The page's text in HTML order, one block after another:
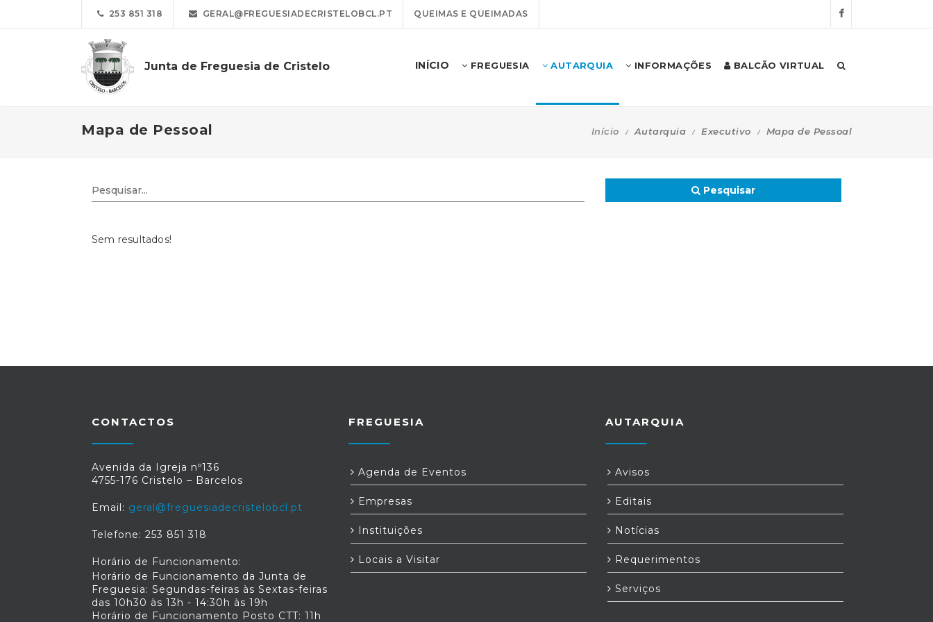
253 851 318 GERAL@FREGUESIADECRISTELOBCL.PT QUEIMAS E QUEIMADAS
Junta de Freguesia de Cristelo INÍCIO FREGUESIA AUTARQUIA INFORMAÇÕES BALCÃO VIRTUAL
Mapa de Pessoal Início Autarquia Executivo Mapa de Pessoal
Pesquisar
Sem resultados!
CONTACTOS
Avenida da Igreja nº136
4755-176 Cristelo – Barcelos
Email: geral@freguesiadecristelobcl.pt
Telefone: 253 851 318
Horário de Funcionamento:
Horário de Funcionamento da Junta de
Freguesia: Segundas-feiras às Sextas-feiras
das 10h30 às 13h - 14:30h às 19h
Horário de Funcionamento Posto CTT: 11h
FREGUESIA
Agenda de Eventos
Empresas
Instituições
Locais a Visitar
AUTARQUIA
Avisos
Editais
Notícias
Requerimentos
Serviços